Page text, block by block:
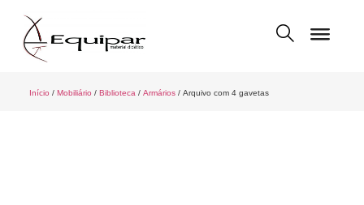
Início / Mobiliário / Biblioteca / Armários/ Arquivo com 4 gavetas